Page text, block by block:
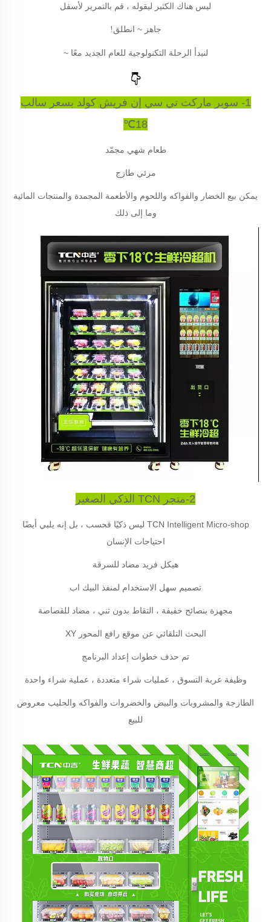
ليس هناك الكثير ليقوله ، قم بالتمرير لأسفل
جاهز ~ انطلق !
لنبدأ الرحلة التكنولوجية للعام الجديد معًا ~
1- سوبر ماركت تي سي إن فريش كولد بسعر سالب
18
℃
طعام شهي مجمّد
مرئي طازج
يمكن بيع الخضار والفواكه واللحوم والأطعمة المجمدة والمنتجات المائية
وما إلى ذلك
2-متجر TCN الذكي الصغير
TCN Intelligent Micro-shop ليس ذكيًا فحسب ، بل إنه يلبي أيضًا
احتياجات الإنسان
هيكل فريد مضاد للسرقة
تصميم سهل الاستخدام لمنفذ البيك اب
مجهزة بنصائح خفيفة ، التقاط بدون ثني ، مضاد للقصاصة
البحث التلقائي عن موقع رافع المحور XY
تم حذف خطوات إعداد البرنامج
وظيفة عربة التسوق ، عمليات شراء متعددة ، عملية شراء واحدة
الطازجة والمشروبات والبيض والخضروات والفواكه والحليب معروض
للبيع